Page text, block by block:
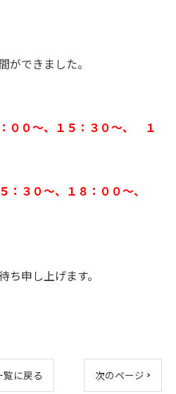
ができました。
００～、１５：３０～、 １
０～、１８：００～、
申し上げます。
覧に戻る 次のページ >